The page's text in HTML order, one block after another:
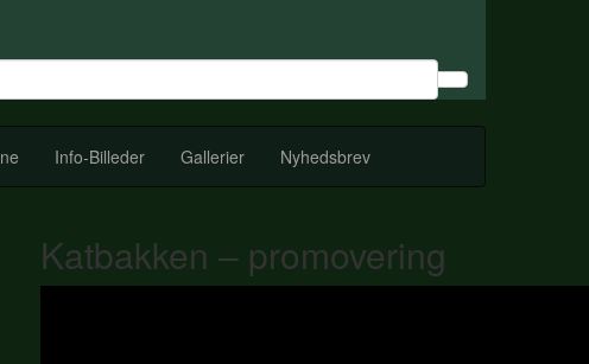
Info-Billeder Gallerier Nyhedsbrev
Katbakken – promovering